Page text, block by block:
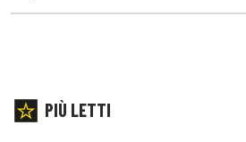
PIÙ LETTI